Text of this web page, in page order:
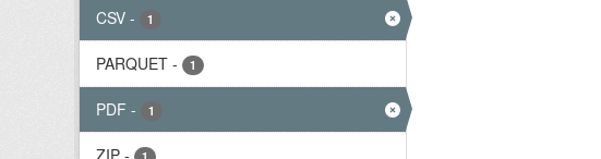
CSV - 1
PARQUET - 1
PDF - 1
ZIP -